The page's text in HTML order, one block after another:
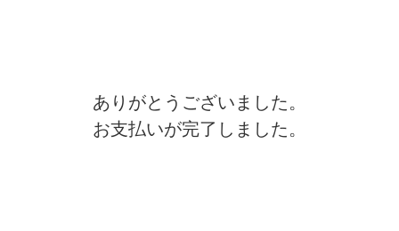
ありがとうございました。
お支払いが完了しました。